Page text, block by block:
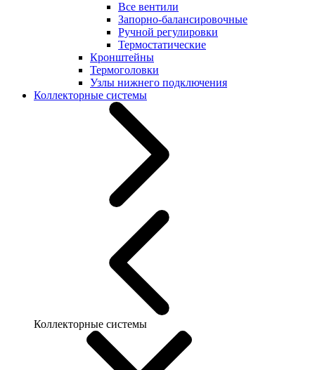
Все вентили
Запорно-балансировочные
Ручной регулировки
Термостатические
Кронштейны
Термоголовки
Узлы нижнего подключения
Коллекторные системы
Коллекторные системы